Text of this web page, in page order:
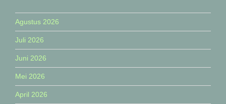
Agustus 2026
Juli 2026
Juni 2026
Mei 2026
April 2026